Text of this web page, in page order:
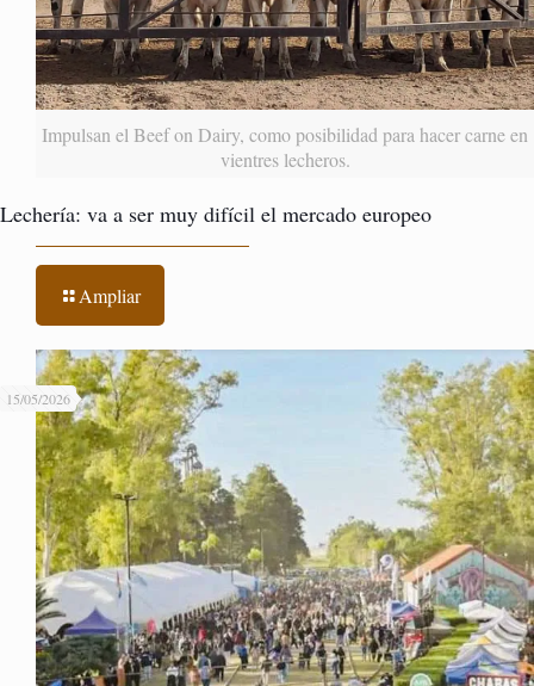
Impulsan el Beef on Dairy, como posibilidad para hacer carne en
vientres lecheros.
Lechería: va a ser muy difícil el mercado europeo
Ampliar
15/05/2026